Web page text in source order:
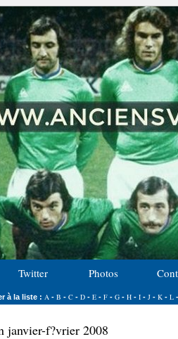
Twitter Photos
à la liste : A - B - C- D- E- F- G- H- I- J- K- L-
janvier-f?vrier 2008